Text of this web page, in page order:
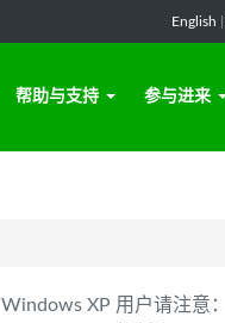
English
帮助与支持 参与进来
Windows XP 用户请注意